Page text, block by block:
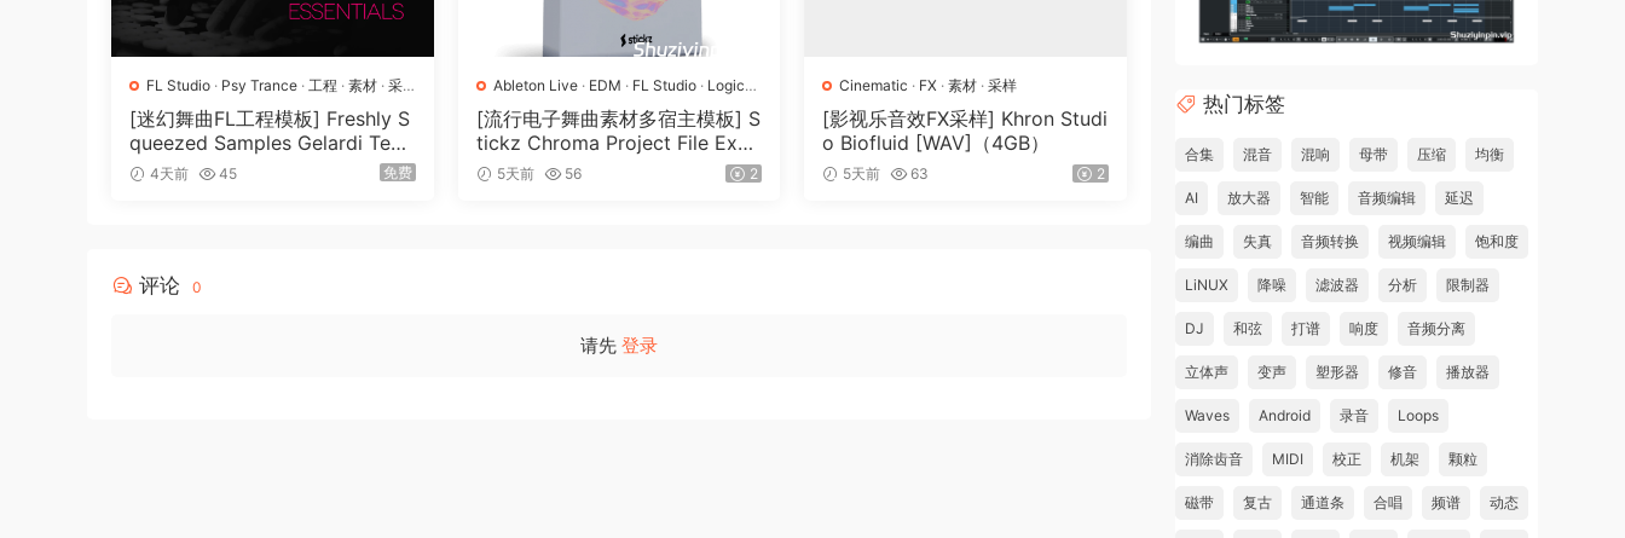
21 – Halloween Graveyard Sounds [Sound Effects] 3:02
22 – Halloween Evil Sounds [Sound Effects] 3:02
23 – Horrible Halloween Sounds [Sound Effects] 3:02
🏠 HomePage
FL Studio · Psy Trance · 工程 · 素材 · 采
样
[迷幻舞曲FL工程模板] Freshly S
queezed Samples Gelardi Tem
plate Essentials Vol.1（54.7M
4天前 45 免费
Ableton Live· EDM · FL Studio· Logic
Pro· Pop·工程 ·素材· 采样
[流行电子舞曲素材多宿主模板] S
tickz Chroma Project File Expa
nsion（2.53GB）
5天前 56 2
Cinematic · FX ·素材 ·采样
[影视乐音效FX采样] Khron Studi
o Biofluid [WAV]（4GB）
5天前 63 2
评论 0
请先 登录
热门标签
合集 混音 混响 母带 压缩 均衡
AI 放大器 智能 音频编辑 延迟
编曲 失真 音频转换 视频编辑 饱和度
LiNUX 降噪 滤波器 分析 限制器
DJ 和弦 打谱 响度 音频分离
立体声 变声 塑形器 修音 播放器
Waves Android 录音 Loops
消除齿音 MIDI 校正 机架 颗粒
磁带 复古 通道条 合唱 频谱 动态